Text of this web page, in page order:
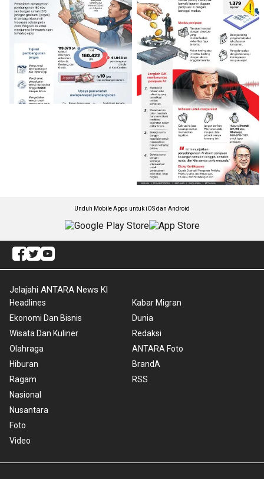
Unduh Mobile Apps untuk iOS dan Android
Jelajahi ANTARA News Kl
Headlines
Ekonomi Dan Bisnis
Wisata Dan Kuliner
Olahraga
Hiburan
Ragam
Nasional
Nusantara
Foto
Video
Kabar Migran
Dunia
Redaksi
ANTARA Foto
BrandA
RSS